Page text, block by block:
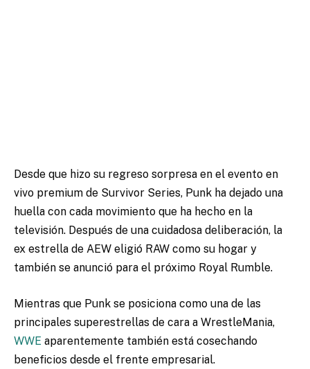
Desde que hizo su regreso sorpresa en el evento en
vivo premium de Survivor Series, Punk ha dejado una
huella con cada movimiento que ha hecho en la
televisión. Después de una cuidadosa deliberación, la
ex estrella de AEW eligió RAW como su hogar y
también se anunció para el próximo Royal Rumble.
Mientras que Punk se posiciona como una de las
principales superestrellas de cara a WrestleMania,
WWE aparentemente también está cosechando
beneficios desde el frente empresarial.